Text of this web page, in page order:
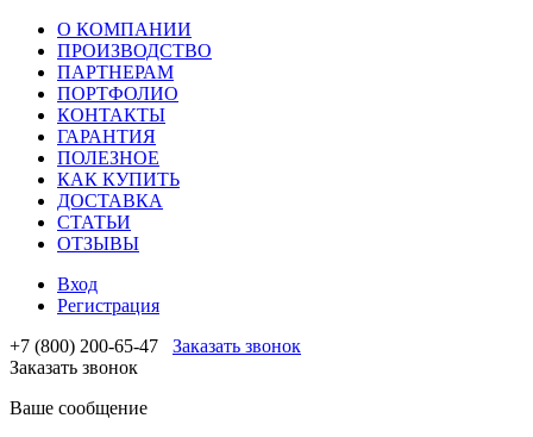
О КОМПАНИИ
ПРОИЗВОДСТВО
ПАРТНЕРАМ
ПОРТФОЛИО
КОНТАКТЫ
ГАРАНТИЯ
ПОЛЕЗНОЕ
КАК КУПИТЬ
ДОСТАВКА
СТАТЬИ
ОТЗЫВЫ
Вход
Регистрация
+7 (800) 200-65-47
Заказать звонок
Заказать звонок
Ваше сообщение